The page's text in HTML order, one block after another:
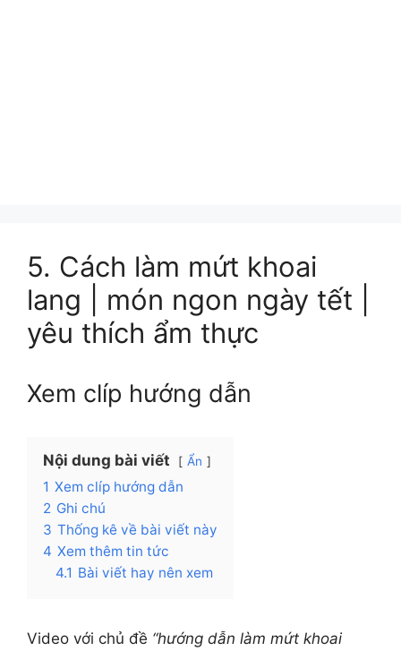
5. Cách làm mứt khoai
lang | món ngon ngày tết |
yêu thích ẩm thực
Xem clíp hướng dẫn
Nội dung bài viết Ẩn
1 Xem clíp hướng dẫn
2 Ghi chú
3 Thống kê về bài viết này
4 Xem thêm tin tức
4.1 Bài viết hay nên xem
Video với chủ đề “hướng dẫn làm mứt khoai